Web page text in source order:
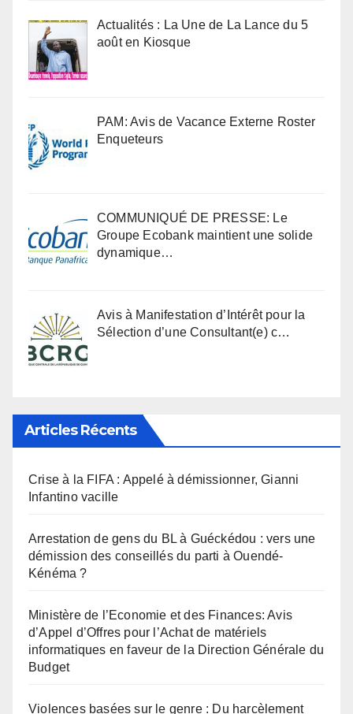
Actualités : La Une de La Lance du 5
août en Kiosque
PAM: Avis de Vacance Externe Roster
Enqueteurs
COMMUNIQUÉ DE PRESSE: Le
Groupe Ecobank maintient une solide
dynamique…
Avis à Manifestation d’Intérêt pour la
Sélection d’une Consultant(e) c…
Articles Récents
Crise à la FIFA : Appelé à démissionner, Gianni
Infantino vacille
Arrestation de gens du BL à Guéckédou : vers une
démission des conseillés du parti à Ouendé-
Kénéma ?
Ministère de l’Economie et des Finances: Avis
d’Appel d’Offres pour l’Achat de matériels
informatiques en faveur de la Direction Générale du
Budget
Violences basées sur le genre : Du harcèlement